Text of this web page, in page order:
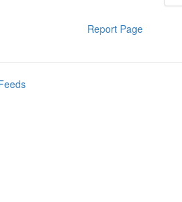
Report Page